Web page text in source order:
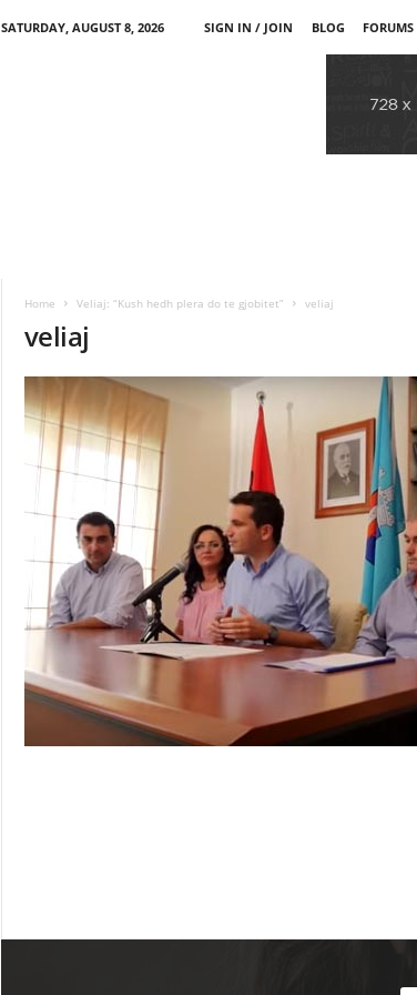
SATURDAY, AUGUST 8, 2026 SIGN IN / JOIN BLOG FORUMS
Home Veliaj: “Kush hedh plera do te gjobitet” veliaj
veliaj